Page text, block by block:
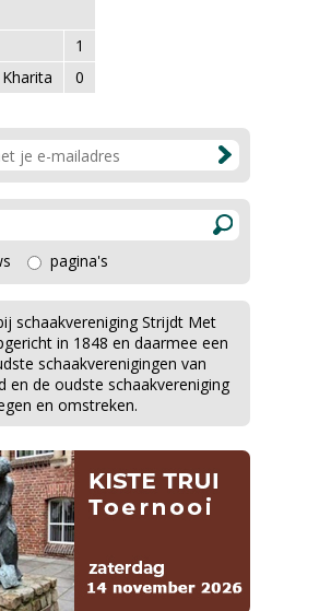
1
0
pagina's
schaakvereniging Strijdt Met
in 1848 en daarmee een
schaakverenigingen van
en de oudste schaakvereniging
en omstreken.